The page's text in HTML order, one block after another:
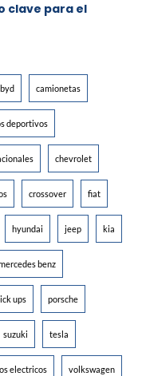
clave para el
byd camionetas
deportivos
chevrolet
crossover fiat
hyundai jeep kia
benz
ups porsche
suzuki tesla
electricos volkswagen